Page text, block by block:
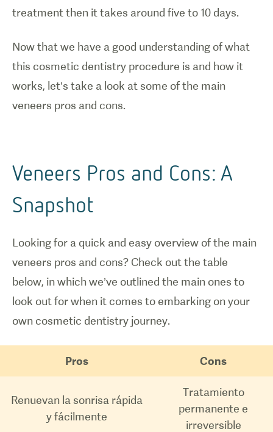
treatment then it takes around five to 10 days.
Now that we have a good understanding of what
this cosmetic dentistry procedure is and how it
works, let’s take a look at some of the main
veneers pros and cons.
Veneers Pros and Cons: A
Snapshot
Looking for a quick and easy overview of the main
veneers pros and cons? Check out the table
below, in which we’ve outlined the main ones to
look out for when it comes to embarking on your
own cosmetic dentistry journey.
Pros Cons
Renuevan la sonrisa rápida
y fácilmente
Tratamiento
permanente e
irreversible